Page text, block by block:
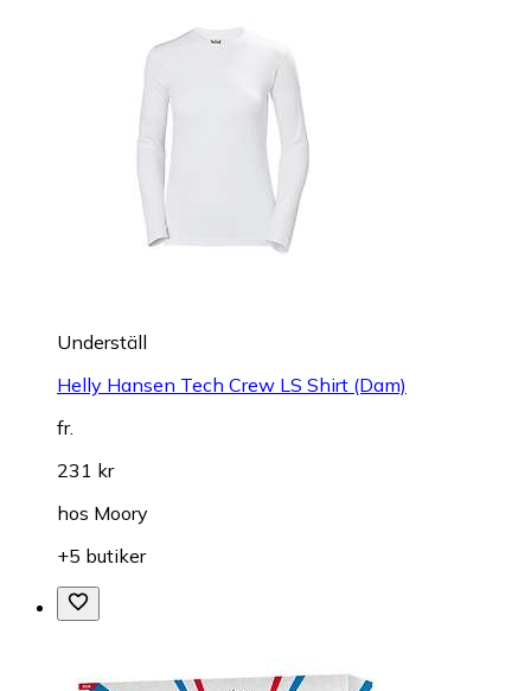
Underställ
Helly Hansen Tech Crew LS Shirt (Dam)
fr.
231 kr
hos Moory
+5 butiker